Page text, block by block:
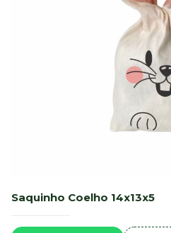
Saquinho Coelho 14x13x5